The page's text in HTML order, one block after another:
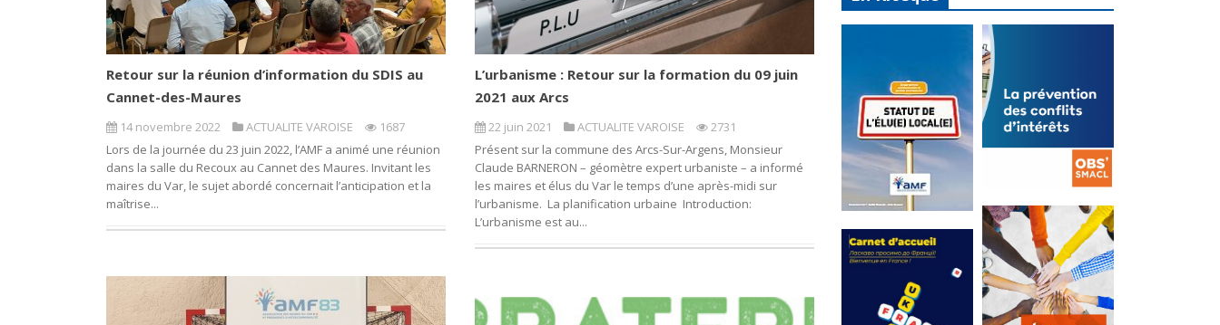
Retour sur la réunion d’information du SDIS au
Cannet-des-Maures
14 novembre 2022 ACTUALITE VAROISE
1687
Lors de la journée du 23 juin 2022, l’AMF a animé une réunion
dans la salle du Recoux au Cannet des Maures. Invitant les
maires du Var, le sujet abordé concernait l’anticipation et la
maîtrise...
L’urbanisme : Retour sur la formation du 09 juin
2021 aux Arcs
22 juin 2021 ACTUALITE VAROISE
2731
Présent sur la commune des Arcs-Sur-Argens, Monsieur
Claude BARNERON – géomètre expert urbaniste – a informé
les maires et élus du Var le temps d’une après-midi sur
l’urbanisme. La planification urbaine Introduction:
L’urbanisme est au...
Statut de
l’élu local
Mise à jour avril
2024
La
prévention
des conflits
d’intérêts
18 septembre 2023
FEUILLETER